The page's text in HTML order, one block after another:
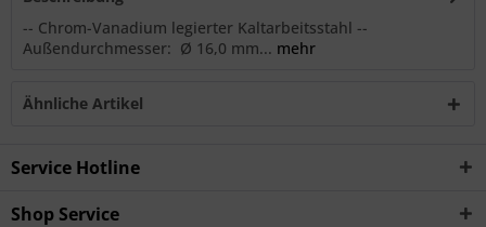
-- Chrom-Vanadium legierter Kaltarbeitsstahl --
Außendurchmesser: Ø 16,0 mm... mehr
Ähnliche Artikel
Service Hotline
Shop Service